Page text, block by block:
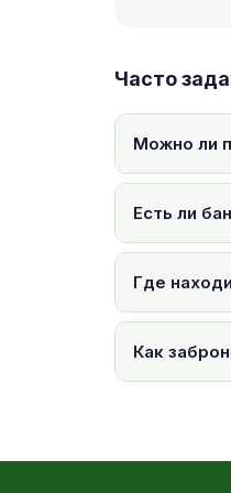
Часто
Можно ли
Есть ли
Где
Как